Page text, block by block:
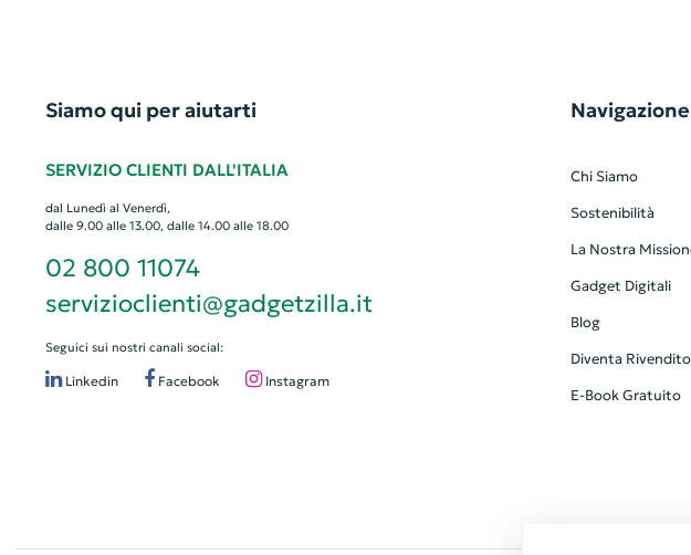
Siamo qui per aiutarti
SERVIZIO CLIENTI DALL'ITALIA
dal Lunedì al Venerdì,
dalle 9.00 alle 13.00, dalle 14.00 alle 18.00
02 800 11074
servizioclienti@gadgetzilla.it
Seguici sui nostri canali social:
Linkedin Facebook Instagram
Navigazione
Chi Siamo
Sostenibilità
La Nostra
Gadget Digitali
Blog
Diventa
E-Book Gratuito